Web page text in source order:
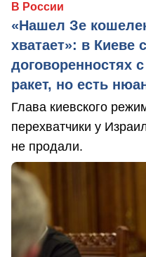
В России
«Нашел Зе
хватает»: в Киеве
договоренностях
ракет, но есть
Глава киевского
перехватчики у
не продали.